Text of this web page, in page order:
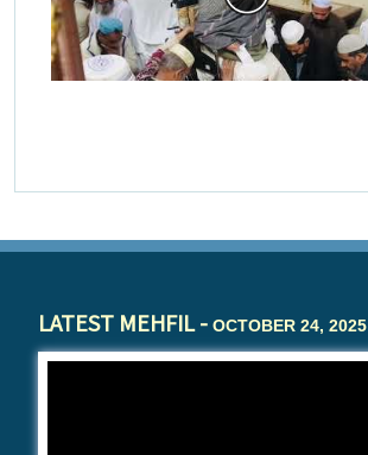
LATEST MEHFIL - OCTOBER 24, 2025